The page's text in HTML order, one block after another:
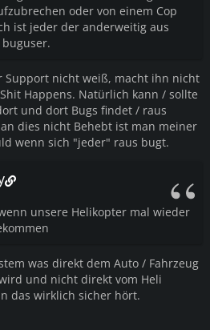
oder von einem Cop
ist jeder der anderweitig aus
Support nicht weiß, macht ihn nicht
Happens. Natürlich kann / sollte
und dort Bugs findet / raus
dies nicht Behebt ist man meiner
wenn sich "jeder" raus bugt.
unsere Helikopter mal wieder
was direkt dem Auto / Fahrzeug
und nicht direkt vom Heli
das wirklich sicher hört.